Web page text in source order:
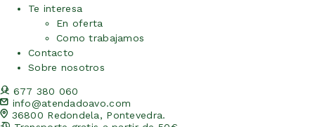
Te interesa
En oferta
Como trabajamos
Contacto
Sobre nosotros
677 380 060
info@atendadoavo.com
36800 Redondela, Pontevedra.